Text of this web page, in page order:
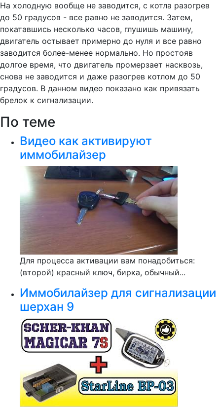
На холодную вообще не заводится, с котла разогрев
до 50 градусов - все равно не заводится. Затем,
покатавшись несколько часов, глушишь машину,
двигатель остывает примерно до нуля и все равно
заводится более-менее нормально. Но простояв
долгое время, что двигатель промерзает насквозь,
снова не заводится и даже разогрев котлом до 50
градусов. В данном видео показано как привязать
брелок к сигнализации.
По теме
Видео как активируют
иммобилайзер
Для процесса активации вам понадобиться:
(второй) красный ключ, бирка, обычный...
Иммобилайзер для сигнализации
шерхан 9